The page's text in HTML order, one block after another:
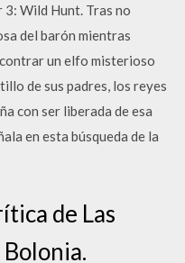
Wild Hunt. Tras no
del barón mientras
un elfo misterioso
de sus padres, los reyes
con ser liberada de esa
en esta búsqueda de la
de Las